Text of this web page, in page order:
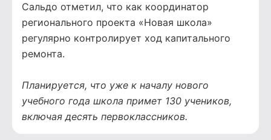
Сальдо отметил, что как координатор
регионального проекта «Новая школа»
регулярно контролирует ход капитального
ремонта.
Планируется, что уже к началу нового
учебного года школа примет 130 учеников,
включая десять первоклассников.